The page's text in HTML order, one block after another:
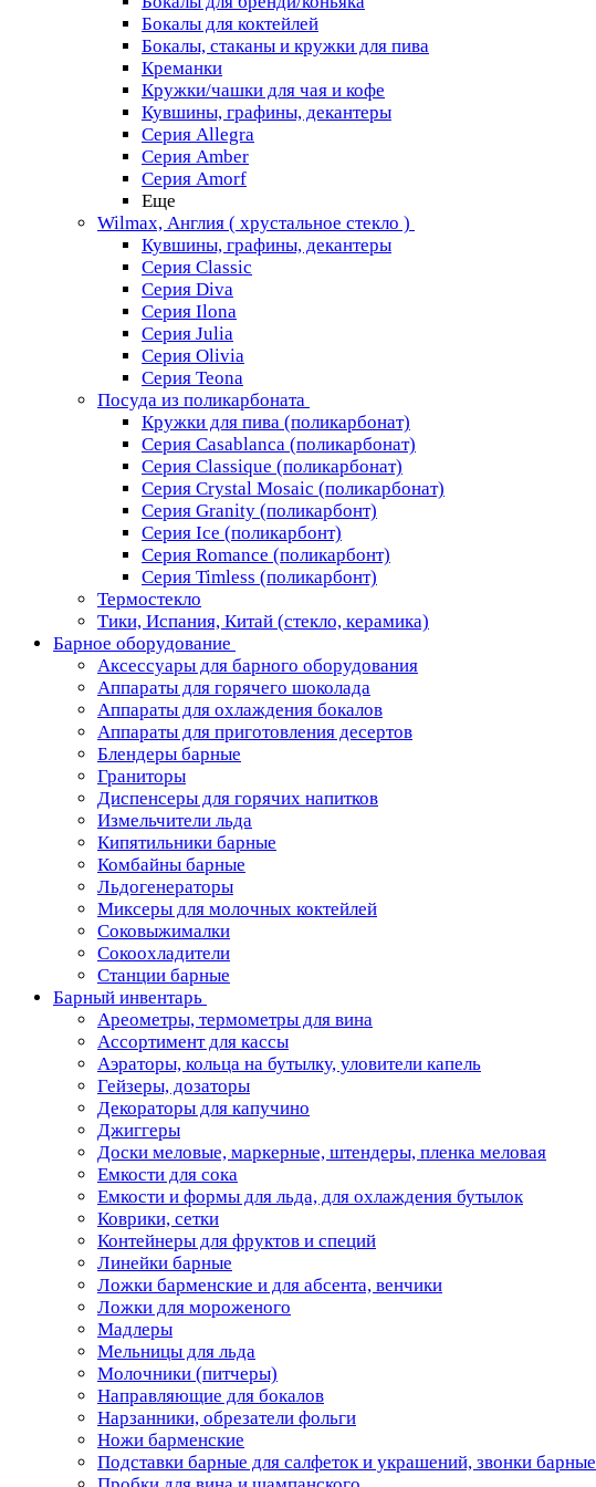
Бокалы для коктейлей
Бокалы, стаканы и кружки для пива
Креманки
Кружки/чашки для чая и кофе
Кувшины, графины, декантеры
Серия Allegra
Серия Amber
Серия Amorf
Еще
Wilmax, Англия ( хрустальное стекло )
Кувшины, графины, декантеры
Серия Classic
Серия Diva
Серия Ilona
Серия Julia
Серия Olivia
Серия Teona
Посуда из поликарбоната
Кружки для пива (поликарбонат)
Серия Casablanсa (поликарбонат)
Серия Classique (поликарбонат)
Серия Crystal Mosaic (поликарбонат)
Серия Granity (поликарбонт)
Серия Ice (поликарбонт)
Серия Romance (поликарбонт)
Серия Timless (поликарбонт)
Термостекло
Тики, Испания, Китай (стекло, керамика)
Барное оборудование
Аксессуары для барного оборудования
Аппараты для горячего шоколада
Аппараты для охлаждения бокалов
Аппараты для приготовления десертов
Блендеры барные
Граниторы
Диспенсеры для горячих напитков
Измельчители льда
Кипятильники барные
Комбайны барные
Льдогенераторы
Миксеры для молочных коктейлей
Соковыжималки
Сокоохладители
Станции барные
Барный инвентарь
Ареометры, термометры для вина
Ассортимент для кассы
Аэраторы, кольца на бутылку, уловители капель
Гейзеры, дозаторы
Декораторы для капучино
Джиггеры
Доски меловые, маркерные, штендеры, пленка меловая
Емкости для сока
Емкости и формы для льда, для охлаждения бутылок
Коврики, сетки
Контейнеры для фруктов и специй
Линейки барные
Ложки барменские и для абсента, венчики
Ложки для мороженого
Мадлеры
Мельницы для льда
Молочники (питчеры)
Направляющие для бокалов
Нарзанники, обрезатели фольги
Ножи барменские
Подставки барные для салфеток и украшений, звонки барные